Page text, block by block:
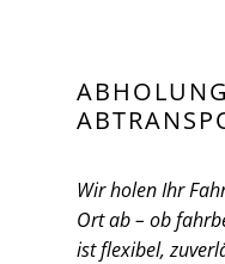
Wir holen Ihr
Ort ab – ob
ist flexibel,